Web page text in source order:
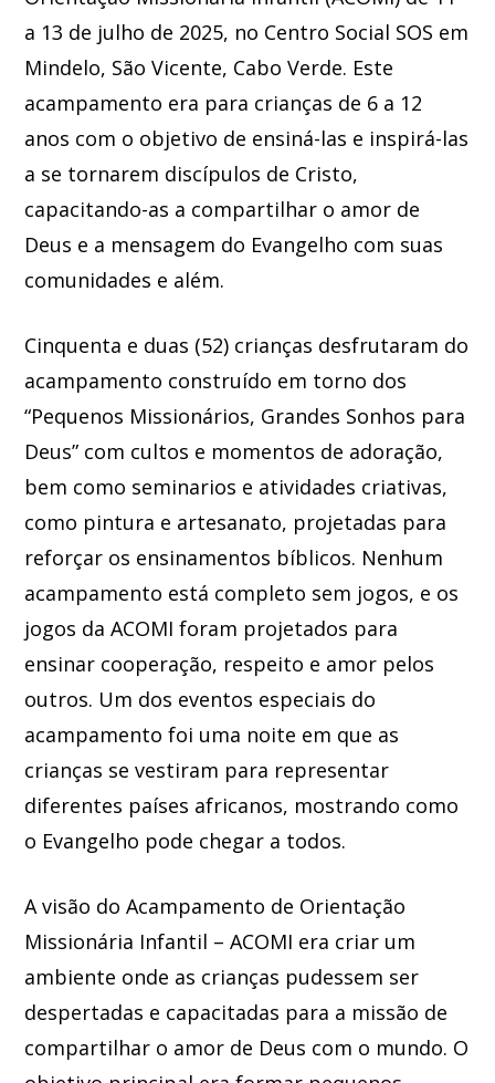
a 13 de julho de 2025, no Centro Social SOS em
Mindelo, São Vicente, Cabo Verde. Este
acampamento era para crianças de 6 a 12
anos com o objetivo de ensiná-las e inspirá-las
a se tornarem discípulos de Cristo,
capacitando-as a compartilhar o amor de
Deus e a mensagem do Evangelho com suas
comunidades e além.
Cinquenta e duas (52) crianças desfrutaram do
acampamento construído em torno dos
“Pequenos Missionários, Grandes Sonhos para
Deus” com cultos e momentos de adoração,
bem como seminarios e atividades criativas,
como pintura e artesanato, projetadas para
reforçar os ensinamentos bíblicos. Nenhum
acampamento está completo sem jogos, e os
jogos da ACOMI foram projetados para
ensinar cooperação, respeito e amor pelos
outros. Um dos eventos especiais do
acampamento foi uma noite em que as
crianças se vestiram para representar
diferentes países africanos, mostrando como
o Evangelho pode chegar a todos.
A visão do Acampamento de Orientação
Missionária Infantil – ACOMI era criar um
ambiente onde as crianças pudessem ser
despertadas e capacitadas para a missão de
compartilhar o amor de Deus com o mundo. O